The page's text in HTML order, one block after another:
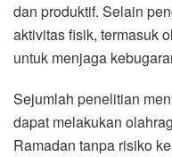
dan produktif. Selain
aktivitas fisik, termasuk
untuk menjaga
Sejumlah penelitian
dapat melakukan
Ramadan tanpa risiko